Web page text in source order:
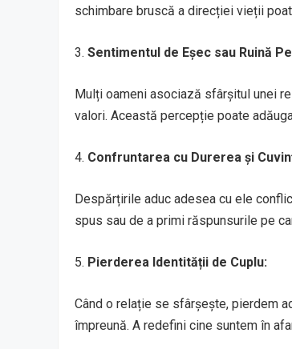
schimbare bruscă a direcției vieții
3. Sentimentul de Eșec sau Ruină
Mulți oameni asociază sfârșitul unei
valori. Această percepție poate
4. Confruntarea cu Durerea și
Despărțirile aduc adesea cu ele
spus sau de a primi răspunsurile pe
5. Pierderea Identității de Cuplu:
Când o relație se sfârșește, pierdem
împreună. A redefini cine suntem în